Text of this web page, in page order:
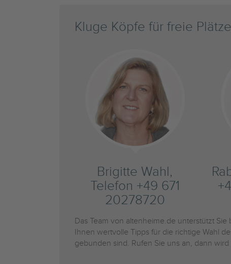
Kluge Köpfe für freie Plätze
Brigitte Wahl,
Telefon +49 671
20278720
Das Team von altenheime.de unterstützt
Ihnen wertvolle Tipps für die richtige Wahl
gebunden sind. Rufen Sie uns an, dann